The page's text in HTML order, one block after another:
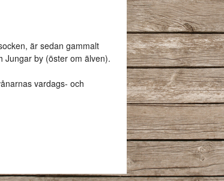
är sedan gammalt
Jungar by (öster om älven).
vardags- och